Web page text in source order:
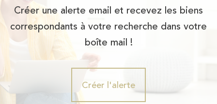
Créer une alerte email et recevez les biens
correspondants à votre recherche dans votre
boîte mail !
Créer l'alerte